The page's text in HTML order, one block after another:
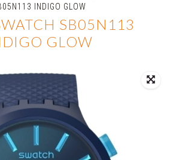
INDIGO GLOW
SB05N113
GLOW